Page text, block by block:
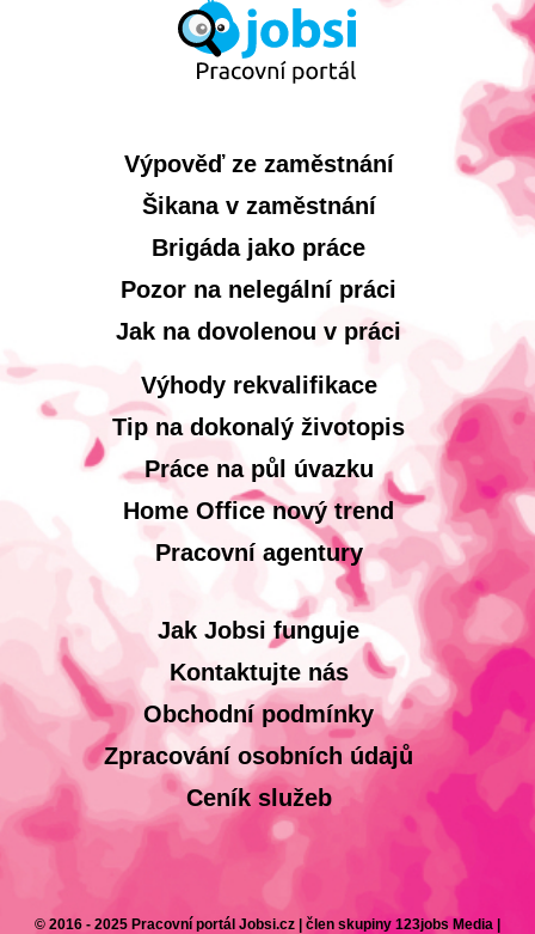
Výpověď ze zaměstnání
Šikana v zaměstnání
Brigáda jako práce
Pozor na nelegální práci
Jak na dovolenou v práci
Výhody rekvalifikace
Tip na dokonalý životopis
Práce na půl úvazku
Home Office nový trend
Pracovní agentury
Jak Jobsi funguje
Kontaktujte nás
Obchodní podmínky
Zpracování osobních údajů
Ceník služeb
© 2016 - 2025 Pracovní portál Jobsi.cz | člen skupiny 123jobs Media |